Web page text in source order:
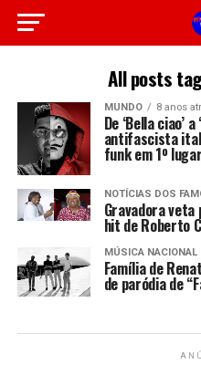
All posts
MUNDO 8 anos
De ‘Bella ciao’
antifascista
funk em 1º
NOTÍCIAS DOS
Gravadora
hit de Roberto
MÚSICA NACIONAL
Família de
de paródia de